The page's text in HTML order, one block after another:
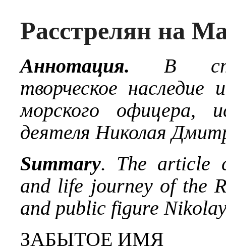
Расстрелян на
Аннотация.
В
творческое
морского офицера,
деятеля Николая
Summary. The article
and life journey of the
and public figure
ЗАБЫТОЕ ИМЯ